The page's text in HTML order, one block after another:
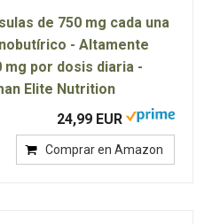
de 750 mg cada una
- Altamente
mg por dosis diaria -
Elite Nutrition
24,99 EUR
Comprar en Amazon